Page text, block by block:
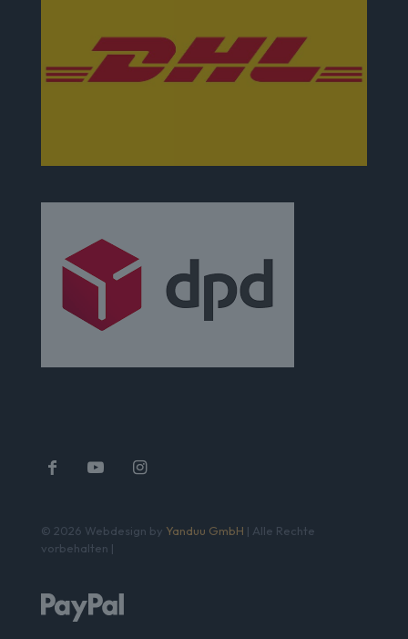
© 2026 Webdesign by Yanduu GmbH | Alle Rechte
vorbehalten |